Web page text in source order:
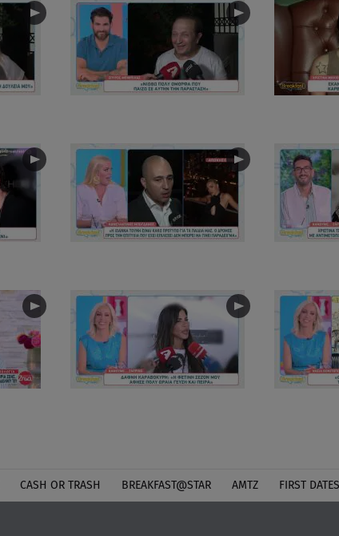
CASH OR TRASH BREAKFAST@STAR ΑΜΤΖ FIRST DATES